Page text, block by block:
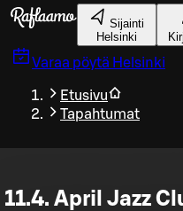
Siirry pääsisältöön
Sijainti
Helsinki
Varaa pöytä Helsinki
Etusivu
Tapahtumat
11.4. April Jazz